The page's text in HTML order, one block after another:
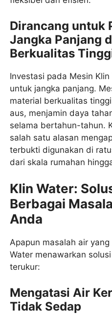
Dirancang untuk
Jangka Panjang
Berkualitas
Investasi pada Mesin
untuk jangka panjang.
material berkualitas
aus, menjamin daya
selama bertahun-tahun.
salah satu alasan
terbukti digunakan di
dari skala rumahan
Klin Water:
Berbagai
Anda
Apapun masalah air
Water menawarkan
terukur:
Mengatasi Air
Tidak Sedap